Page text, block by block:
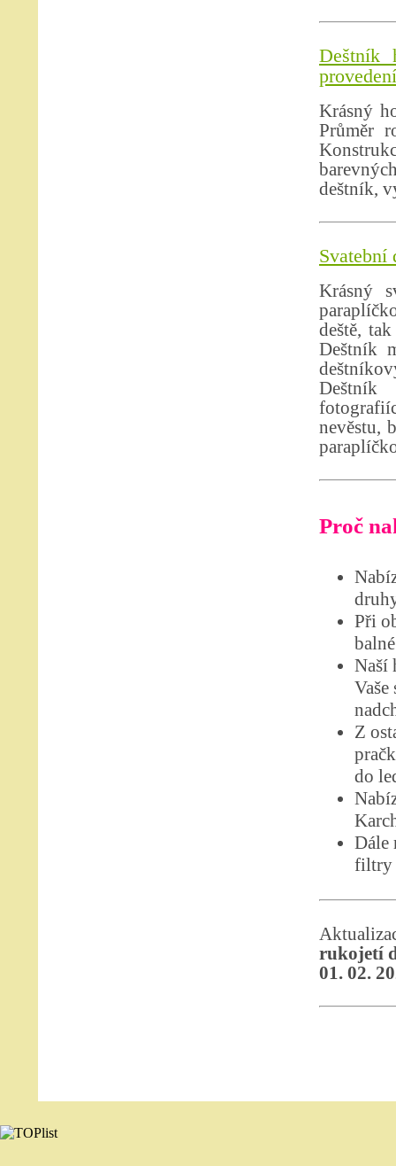
Deštník
provedení
Krásný
Průměr
deštník,
Svatební
Krásný
deště,
Deštník
Deštník
nevěstu,
Proč
Při
Naší
Z
do
Dále
filtry
rukojetí
01. 02.